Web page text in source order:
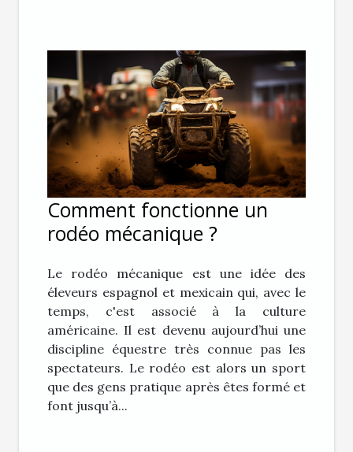
Comment fonctionne un
rodéo mécanique ?
Le rodéo mécanique est une idée des
éleveurs espagnol et mexicain qui, avec le
temps, c'est associé à la culture
américaine. Il est devenu aujourd’hui une
discipline équestre très connue pas les
spectateurs. Le rodéo est alors un sport
que des gens pratique après êtes formé et
font jusqu’à...